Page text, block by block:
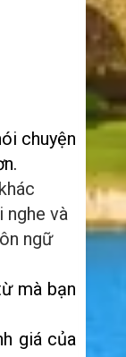
chuyện
nghe và
ngữ
mà bạn
giá của